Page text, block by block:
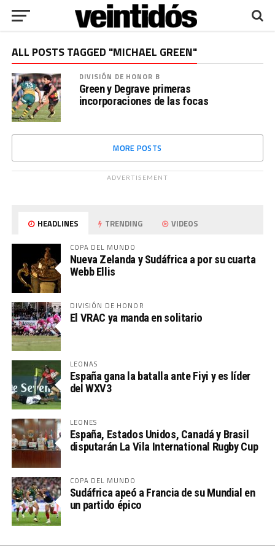
ALL POSTS TAGGED "MICHAEL GREEN"
DIVISIÓN DE HONOR B
Green y Degrave primeras
incorporaciones de las focas
MORE POSTS
ADVERTISEMENT
HEADLINES TRENDING VIDEOS
COPA DEL MUNDO
Nueva Zelanda y Sudáfrica a por su cuarta
Webb Ellis
DIVISIÓN DE HONOR
El VRAC ya manda en solitario
LEONAS
España gana la batalla ante Fiyi y es líder
del WXV3
LEONES
España, Estados Unidos, Canadá y Brasil
disputarán La Vila International Rugby Cup
COPA DEL MUNDO
Sudáfrica apeó a Francia de su Mundial en
un partido épico